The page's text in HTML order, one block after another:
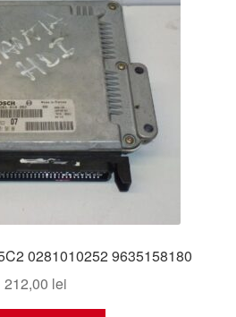
0281010252 9635158180
212,00 lei